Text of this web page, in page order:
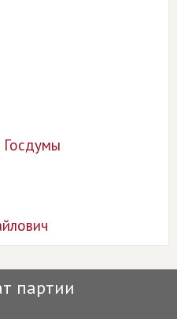
Госдумы
партии